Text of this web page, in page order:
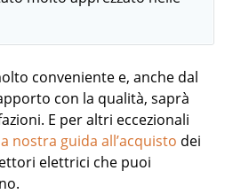
conveniente e, anche dal
con la qualità, saprà
E per altri eccezionali
nostra guida all’acquisto dei
elettrici che puoi